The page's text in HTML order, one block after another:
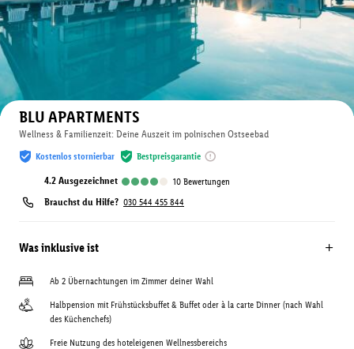
BLU APARTMENTS
Wellness & Familienzeit: Deine Auszeit im polnischen Ostseebad
Kostenlos stornierbar Bestpreisgarantie
4.2 ausgezeichnet 10 Bewertungen
Brauchst du Hilfe? 030 544 455 844
Was inklusive ist
Ab 2 Übernachtungen im Zimmer deiner Wahl
Halbpension mit Frühstücksbuffet & Buffet oder à la carte Dinner (nach Wahl
des Küchenchefs)
Freie Nutzung des hoteleigenen Wellnessbereichs